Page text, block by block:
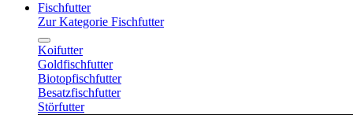
Fischfutter
Zur Kategorie Fischfutter
Koifutter
Goldfischfutter
Biotopfischfutter
Besatzfischfutter
Störfutter